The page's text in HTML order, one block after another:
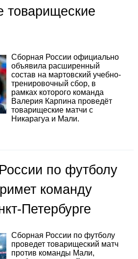
товарищеские
Сборная России официально
объявила расширенный
состав на мартовский учебно-
тренировочный сбор, в
рамках которого команда
Валерия Карпина проведёт
товарищеские матчи с
Никарагуа и Мали.
по футболу
команду
Петербурге
Сборная России по футболу
проведет товарищеский матч
против команды Мали,